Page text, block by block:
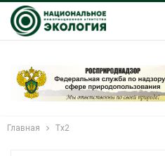
Главная Tx2